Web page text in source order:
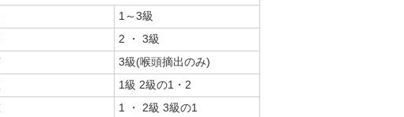
1～3級
2 ・ 3級
3級(喉頭摘出のみ)
1級 2級の1・2
1 ・ 2級 3級の1